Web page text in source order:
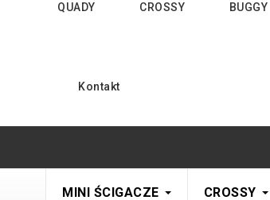
QUADY CROSSY BUGGY
Kontakt
MINI ŚCIGACZE CROSSY